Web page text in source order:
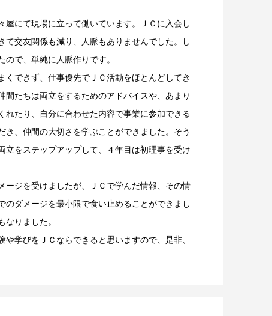
にて現場に立って働いています。ＪＣに入会し
交友関係も減り、人脈もありませんでした。し
で、単純に人脈作りです。
くできず、仕事優先でＪＣ活動をほとんどしてき
間たちは両立をするためのアドバイスや、あまり
たり、自分に合わせた内容で事業に参加できる
、仲間の大切さを学ぶことができました。そう
をステップアップして、４年目は初理事を受け
ージを受けましたが、ＪＣで学んだ情報、その情
ダメージを最小限で食い止めることができまし
りました。
学びをＪＣならできると思いますので、是非、